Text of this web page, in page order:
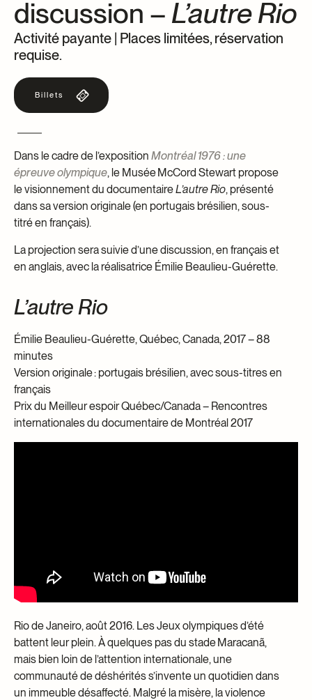
Centre d’archives et de documentation
Dons et prêts d’objets
Façons de donner
discussion – L’autre Rio
Activité payante | Places limitées, réservation
requise.
Billets
Dans le cadre de l’exposition Montréal 1976 : une
épreuve olympique, le Musée McCord Stewart propose
le visionnement du documentaireL’autre Rio, présenté
dans sa version originale (en portugais brésilien, sous-
titré en français).
La projection sera suivie d’une discussion, en français et
en anglais, avec la réalisatrice Émilie Beaulieu-Guérette.
L’autre Rio
Émilie Beaulieu-Guérette, Québec, Canada, 2017 – 88
minutes
Version originale : portugais brésilien, avec sous-titres en
français
Prix du Meilleur espoir Québec/Canada – Rencontres
internationales du documentaire de Montréal 2017
Rio de Janeiro, août2016. LesJeuxolympiquesd’été
battent leur plein. À quelques pas du stadeMaracanã,
mais bien loin de l’attention internationale, une
communauté de déshérités s’invente un quotidien dans
un immeuble désaffecté. Malgré la misère, la violence